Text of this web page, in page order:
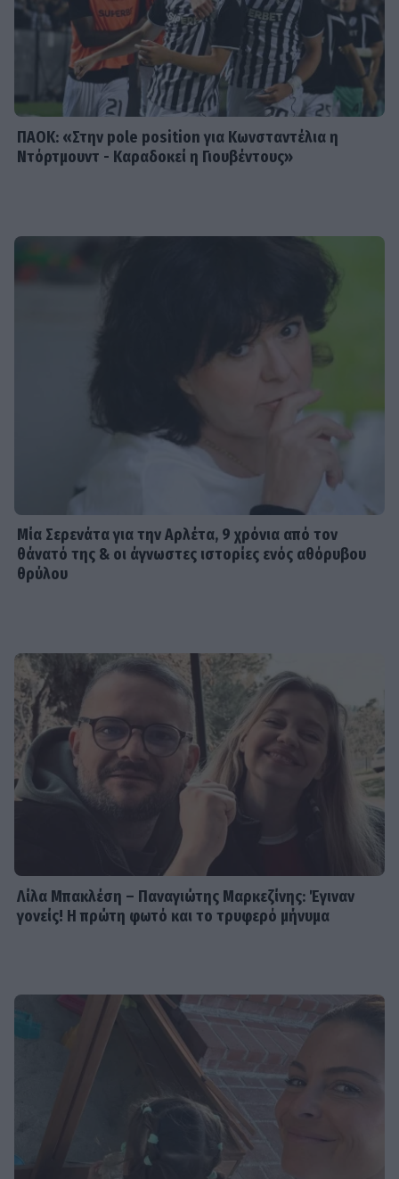
Ειρήνη Νικολοπούλου: «Το Tik Tok
έχει γίνει το σόου όλου του
πλανήτη»
ΠΑΟΚ: «Στην pole position για Κωνσταντέλια η
Ντόρτμουντ - Καραδοκεί η Γιουβέντους»
Μία Σερενάτα για την Αρλέτα, 9 χρόνια από τον
θάνατό της & οι άγνωστες ιστορίες ενός αθόρυβου
θρύλου
Λίλα Μπακλέση – Παναγιώτης Μαρκεζίνης: Έγιναν
γονείς! Η πρώτη φωτό και το τρυφερό μήνυμα